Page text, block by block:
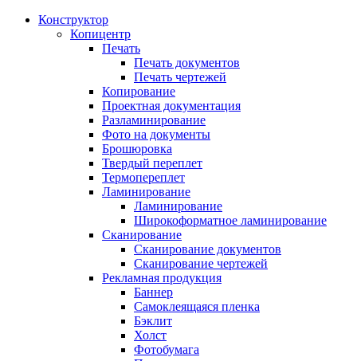
Конструктор
Копицентр
Печать
Печать документов
Печать чертежей
Копирование
Проектная документация
Разламинирование
Фото на документы
Брошюровка
Твердый переплет
Термопереплет
Ламинирование
Ламинирование
Широкоформатное ламинирование
Сканирование
Сканирование документов
Сканирование чертежей
Рекламная продукция
Баннер
Самоклеящаяся пленка
Бэклит
Холст
Фотобумага